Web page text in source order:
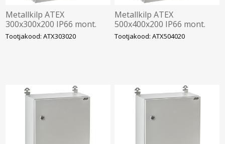
Metallkilp ATEX
300x300x200 IP66 mont.
plaadiga, IDE
Tootjakood: ATX303020
Metallkilp ATEX
500x400x200 IP66 mont.
plaadiga, IDE
Tootjakood: ATX504020